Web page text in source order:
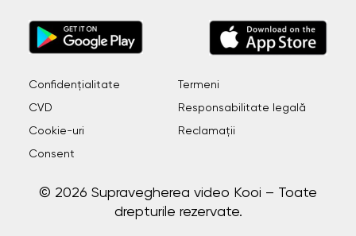
Confidențialitate Termeni
CVD Responsabilitate legală
Cookie-uri Reclamații
Consent
© 2026 Supravegherea video Kooi – Toate
drepturile rezervate.